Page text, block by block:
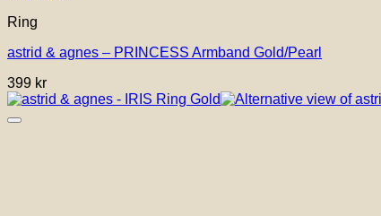
Ring
astrid & agnes – PRINCESS Armband Gold/Pearl
399 kr